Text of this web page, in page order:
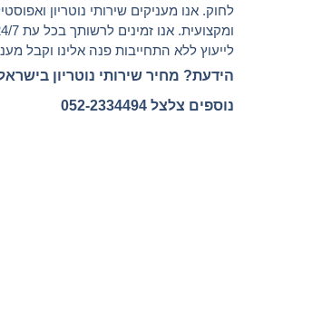
לחוק. אנו מעניקים שירותי נוטריון
לייעוץ ללא התחייבות פנה אלינו וקבל
הידעת? מחיר שירותי נוטריון
נוספים צלצל 052-2334494